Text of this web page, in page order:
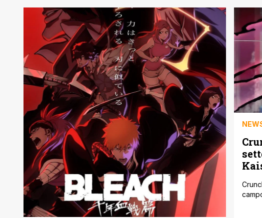
anime, visto che tra vecchi e nuove serie abbiamo
davvero un ottima scelta. Senza ombra di dubbio tra i
più importanti e anche interessanti troviamo Chainsaw
Man, [']
17